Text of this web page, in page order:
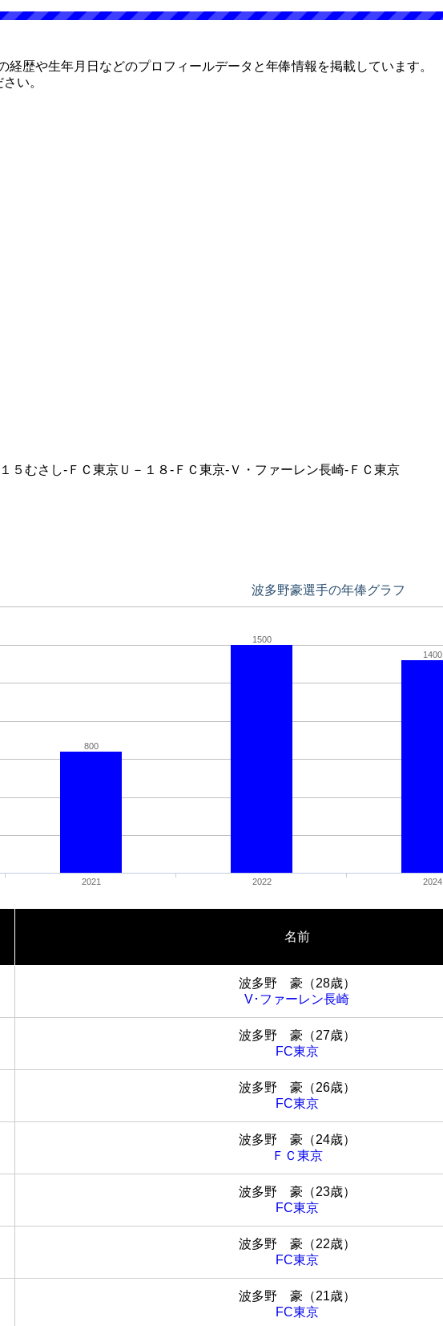
経歴や生年月日などのプロフィールデータと年俸情報を掲載しています。
い。
５むさし-ＦＣ東京Ｕ－１８-ＦＣ東京-Ｖ・ファーレン長崎-ＦＣ東京
波多野豪選手の年俸グラフ
800
1500
1400
2021 2022 2024
名前
波多野 豪（28歳）
V･ファーレン長崎
波多野 豪（27歳）
FC東京
波多野 豪（26歳）
FC東京
波多野 豪（24歳）
ＦＣ東京
波多野 豪（23歳）
FC東京
波多野 豪（22歳）
FC東京
波多野 豪（21歳）
FC東京